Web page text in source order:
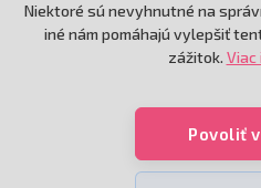
Grand
Andreja
Niektoré sú nevyhnutné na
iné nám pomáhajú vylepšiť
zážitok. Viac
Povoliť